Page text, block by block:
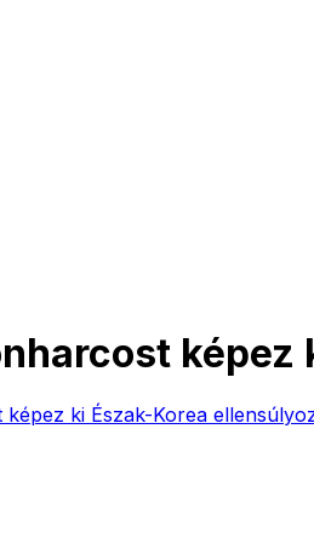
ki Észak-Korea